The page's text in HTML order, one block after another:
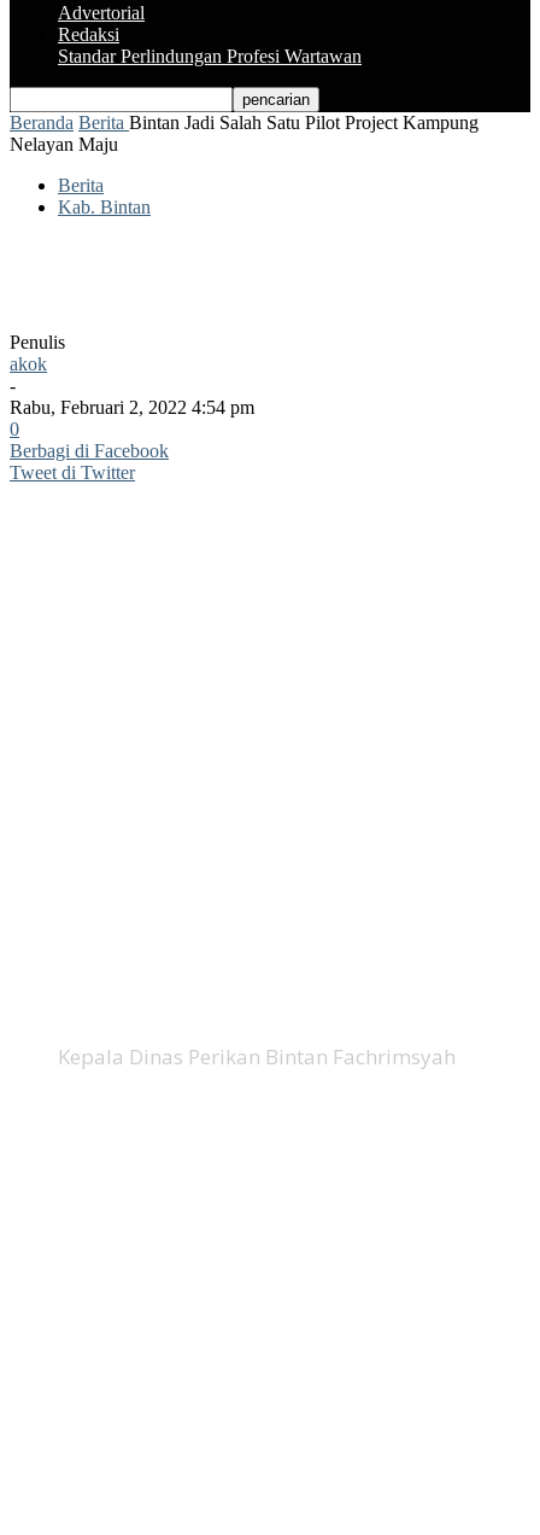
Advertorial
Redaksi
Standar Perlindungan Profesi Wartawan
Beranda Berita Bintan Jadi Salah Satu Pilot Project Kampung
Nelayan Maju
Berita
Kab. Bintan
Penulis
akok
-
Rabu, Februari 2, 2022 4:54 pm
0
Berbagi di Facebook
Tweet di Twitter
Kepala Dinas Perikan Bintan Fachrimsyah